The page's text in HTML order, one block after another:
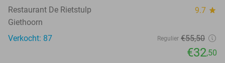
Restaurant De Rietstulp 9.7 star
Giethoorn
Verkocht: 87
Regulier €55,50
€32,50